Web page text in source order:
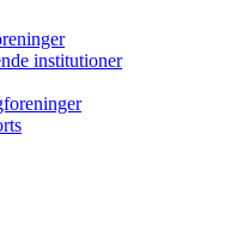
institutioner